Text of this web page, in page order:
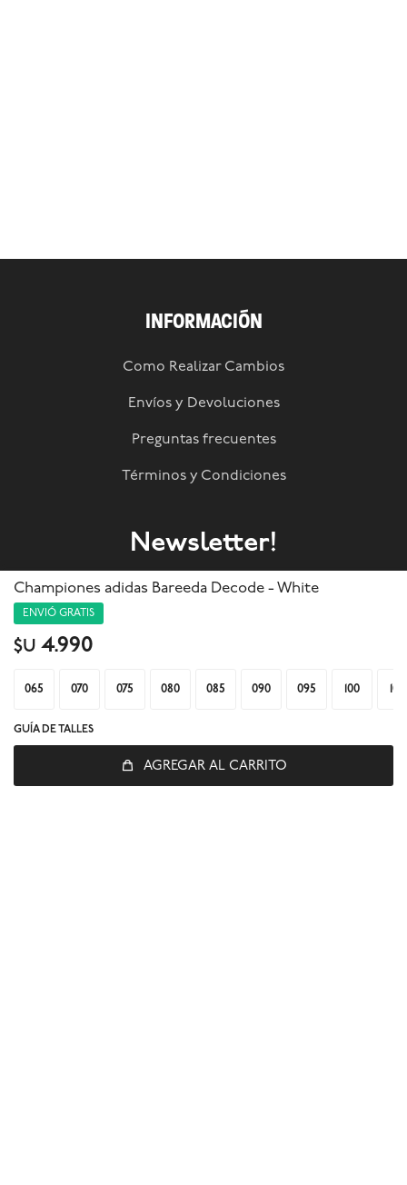
Championes adidas Bareeda Decode - White
ENVIÓ GRATIS
$U 4.990
065 070 075 080 085 090 095 100 105
GUÍA DE TALLES
AGREGAR AL CARRITO
INFORMACIÓN
Como Realizar Cambios
Envíos y Devoluciones
Preguntas frecuentes
Términos y Condiciones
Newsletter!
Suscribite a nuestra newsletter y enterate de todas las